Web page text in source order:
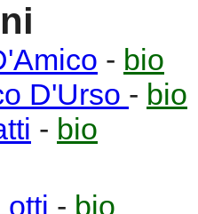
- bio
D'Urso - bio
- bio
- bio